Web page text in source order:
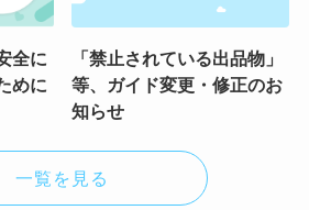
全に
めに
「禁止されている出品物」
等、ガイド変更・修正のお
知らせ
一覧を見る